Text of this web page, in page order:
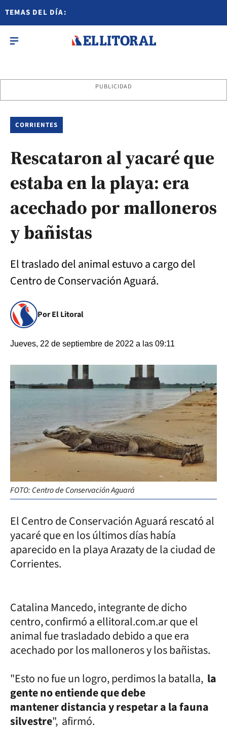
TEMAS DEL DÍA:
PUBLICIDAD
CORRIENTES
Rescataron al yacaré que
estaba en la playa: era
acechado por malloneros
y bañistas
El traslado del animal estuvo a cargo del
Centro de Conservación Aguará.
Por El Litoral
Jueves, 22 de septiembre de 2022 a las 09:11
FOTO: Centro de Conservación Aguará
El Centro de Conservación Aguará rescató al
yacaré que en los últimos días había
aparecido en la playa Arazaty de la ciudad de
Corrientes.
Catalina Mancedo, integrante de dicho
centro, confirmó a ellitoral.com.ar que el
animal fue trasladado debido a que era
acechado por los malloneros y los bañistas.
"Esto no fue un logro, perdimos la batalla, la
gente no entiende que debe
mantener distancia y respetar a la fauna
silvestre", afirmó.